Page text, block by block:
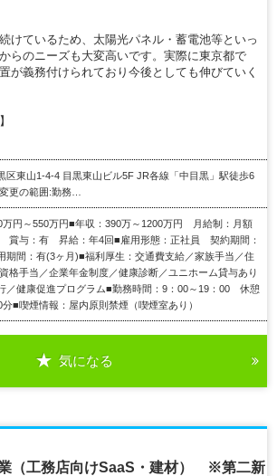
けているため、太陽光パネル・蓄電池等といっ
らのニーズも大変高いです。実際に東京都で
が義務付けられており今後としても伸びていく
区東山1-4-4 目黒東山ビル5F JR各線「中目黒」駅徒歩6
更の範囲:勤務…
万円～550万円■年収：390万～1200万円 月給制：月額
賞与：有 昇給：年4回■雇用形態：正社員 契約期間：
間：有(3ヶ月)■福利厚生：交通費支給／家族手当／住
格手当／企業年金制度／健康診断／ユニホーム貸与あり
／健康促進プログラム■勤務時間：9：00～19：00 休憩
■喫煙情報：屋内原則禁煙（喫煙室あり）
気になる
（工務店向けSaaS・建材） ※第二新